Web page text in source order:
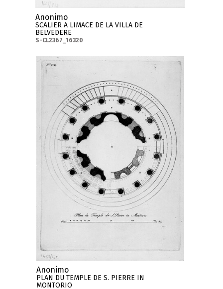
Anonimo
SCALIER A LIMACE DE LA VILLA DE
BELVEDERE
S-CL2367_16320
Anonimo
PLAN DU TEMPLE DE S. PIERRE IN
MONTORIO